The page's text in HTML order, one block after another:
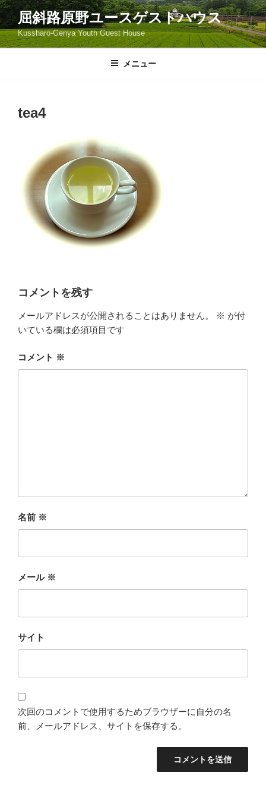
コ
ン
テ
ン
屈斜路原野ユースゲストハウス
Kussharo-Genya Youth Guest House
メニュー
tea4
コメントを残す
メールアドレスが公開されることはありません。 ※ が付
いている欄は必須項目です
コメント ※
名前 ※
メール ※
サイト
次回のコメントで使用するためブラウザーに自分の名
前、メールアドレス、サイトを保存する。